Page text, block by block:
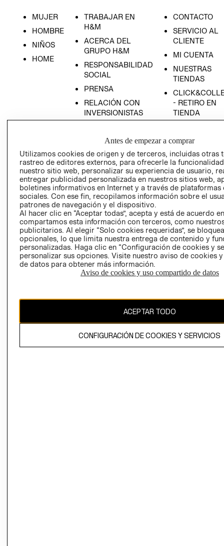
MUJER
HOMBRE
NIÑOS
HOME
TRABAJAR EN
H&M
ACERCA DEL
GRUPO H&M
RESPONSABILIDAD
SOCIAL
PRENSA
RELACIÓN CON
INVERSIONISTAS
EMPRESARIAL
CONTACTO
SERVICIO AL
CLIENTE
MI CUENTA
NUESTRAS
TIENDAS
- RETIRO EN
TIENDA
AVISO DE
PRIVACIDAD
GIFT CARD
AVISO DE
COOKIES
Uruguay ($U)
El contenido de esta página web está protegido por copyright y es
propiedad de H&M Hennes & Mauritz AB.
Antes de empezar a comprar
Utilizamos cookies de origen y de terceros, incluidas otras
rastreo de editores externos, para ofrecerle la
nuestro sitio web, personalizar su experiencia de usuario,
entregar publicidad personalizada en nuestros sitios web,
boletines informativos en Internet y a través de plataformas
sociales. Con ese fin, recopilamos información sobre el
patrones de navegación y el dispositivo.
Al hacer clic en “Aceptar todas”, acepta y está de acuerdo
compartamos esta información con terceros, como
publicitarios. Al elegir “Solo cookies requeridas”, se
opcionales, lo que limita nuestra entrega de contenido y
personalizadas. Haga clic en “Configuración de cookies y
personalizar sus opciones. Visite nuestro aviso de cookies
de datos para obtener más información.
Aviso de cookies y uso compartido de datos
ACEPTAR TODO
CONFIGURACIÓN DE COOKIES Y SERVICIOS